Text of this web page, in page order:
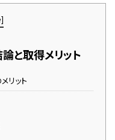
]
と取得メリット
リット